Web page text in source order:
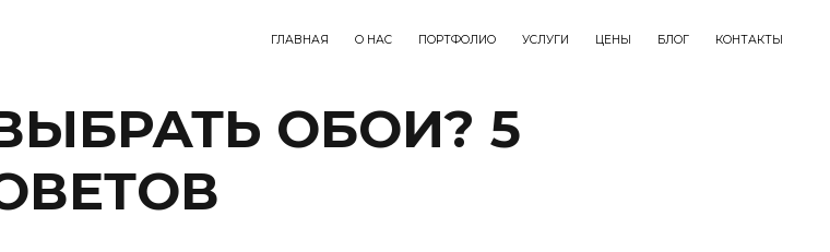
ГЛАВНАЯ О НАС ПОРТФОЛИО УСЛУГИ ЦЕНЫ БЛОГ КОНТАКТЫ
ОБОИ? 5